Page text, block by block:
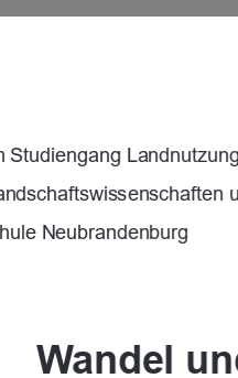
Studiengang
Neubrandenburg
Wandel